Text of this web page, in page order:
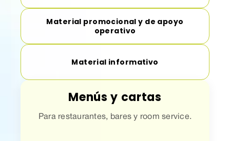
Material promocional y de apoyo
operativo
Material informativo
Menús y cartas
Para restaurantes, bares y room service.